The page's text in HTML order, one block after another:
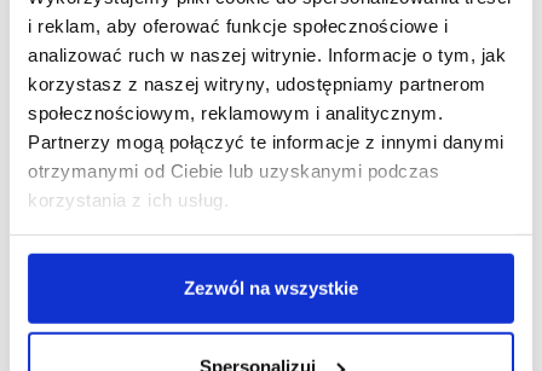
i reklam, aby oferować funkcje społecznościowe i
analizować ruch w naszej witrynie. Informacje o tym, jak
korzystasz z naszej witryny, udostępniamy partnerom
społecznościowym, reklamowym i analitycznym.
Partnerzy mogą połączyć te informacje z innymi danymi
otrzymanymi od Ciebie lub uzyskanymi podczas
korzystania z ich usług.
Zezwól na wszystkie
Spersonalizuj